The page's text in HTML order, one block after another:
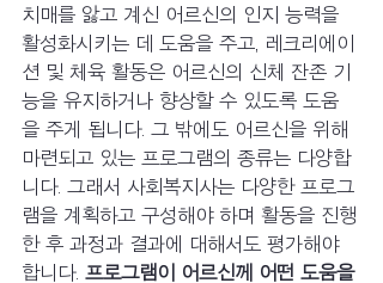
치매를 앓고 계신 어르신의 인지 능력을
활성화시키는 데 도움을 주고, 레크리에이
션 및 체육 활동은 어르신의 신체 잔존 기
능을 유지하거나 향상할 수 있도록 도움
을 주게 됩니다. 그 밖에도 어르신을 위해
마련되고 있는 프로그램의 종류는 다양합
니다. 그래서 사회복지사는 다양한 프로그
램을 계획하고 구성해야 하며 활동을 진행
한 후 과정과 결과에 대해서도 평가해야
합니다. 프로그램이 어르신께 어떤 도움을